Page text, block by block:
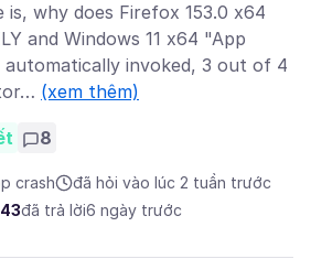
is, why does Firefox 153.0 x64
and Windows 11 x64 "App
automatically invoked, 3 out of 4
(xem thêm)
8
crash
đã hỏi vào lúc 2 tuần trước
đã trả lời6 ngày trước